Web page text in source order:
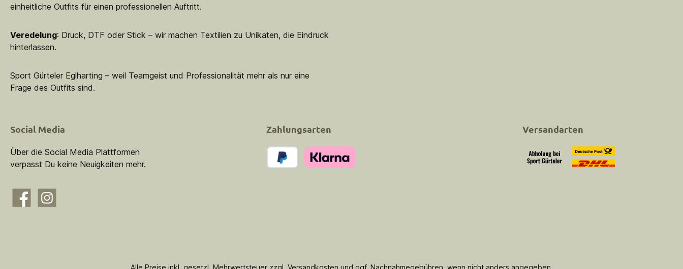
einheitliche Outfits für einen professionellen Auftritt.
Veredelung: Druck, DTF oder Stick – wir machen Textilien zu Unikaten, die Eindruck
hinterlassen.
Sport Gürteler Eglharting – weil Teamgeist und Professionalität mehr als nur eine
Frage des Outfits sind.
Social Media
Über die Social Media Plattformen
verpasst Du keine Neuigkeiten mehr.
FacebookInstagram
Zahlungsarten Versandarten
Alle Preise inkl. gesetzl. Mehrwertsteuer zzgl. Versandkosten und ggf. Nachnahmegebühren, wenn nicht anders angegeben.